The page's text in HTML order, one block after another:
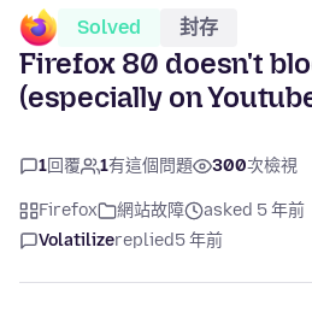
Solved 封存
Firefox 80 doesn't
(especially on
1回覆 1有這個問題 300次檢視
Firefox 網站故障
asked 5 年前
Volatilizereplied5 年前